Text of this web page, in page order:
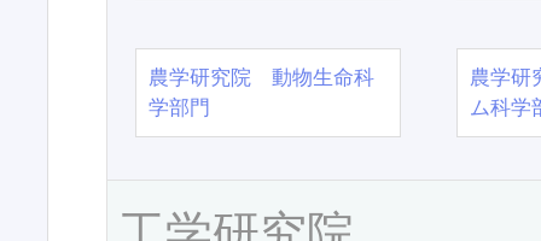
農学研究院 動物生命科
学部門
農学
ム科学